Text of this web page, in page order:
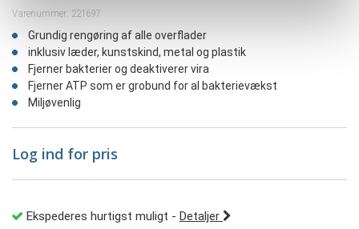
Varenummer: 221697
Grundig rengøring af alle overflader
inklusiv læder, kunstskind, metal og plastik
Fjerner bakterier og deaktiverer vira
Fjerner ATP som er grobund for al bakterievækst
Miljøvenlig
Log ind for pris
Ekspederes hurtigst muligt - Detaljer